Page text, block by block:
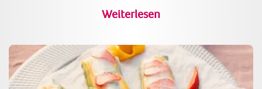
Weiterlesen